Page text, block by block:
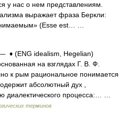
у нас о нем представлениям.
выражает фраза Беркли:
(Esse est… …
♦ (ENG idealism, Hegelian)
на взглядах Г. В. Ф.
к рым рациональное понимается
абсолютный дух ,
диалектического процесса:… …
терминов